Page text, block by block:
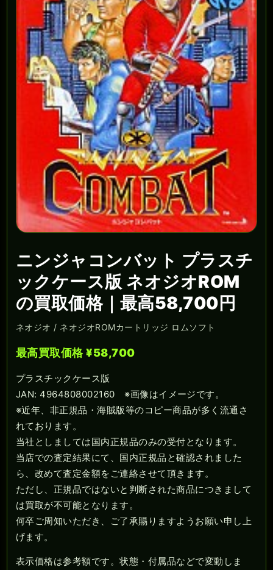
ニンジャコンバット プラスチ
ックケース版 ネオジオROM
の買取価格｜最高58,700円
ネオジオ / ネオジオROMカートリッジ ロムソフト
最高買取価格 ¥58,700
プラスチックケース版
JAN: 4964808002160 ※画像はイメージです。
※近年、非正規品・海賊版等のコピー商品が多く流通さ
れております。
当社としましては国内正規品のみの受付となります。
当店での査定結果にて、国内正規品と確認されました
ら、改めて査定金額をご連絡させて頂きます。
ただし、正規品ではないと判断された商品につきまして
は買取が不可能となります。
何卒ご周知いただき、ご了承賜りますようお願い申し上
げます。
表示価格は参考額です。状態・付属品などで変動しま